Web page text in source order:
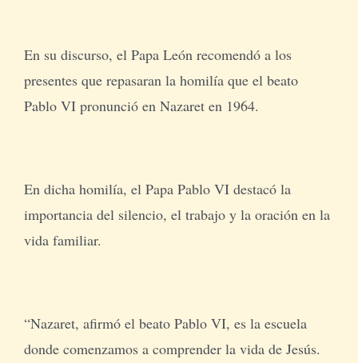
En su discurso, el Papa León recomendó a los
presentes que repasaran la homilía que el beato
Pablo VI pronunció en Nazaret en 1964.
En dicha homilía, el Papa Pablo VI destacó la
importancia del silencio, el trabajo y la oración en la
vida familiar.
“Nazaret, afirmó el beato Pablo VI, es la escuela
donde comenzamos a comprender la vida de Jesús.